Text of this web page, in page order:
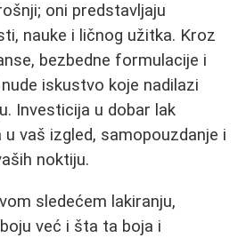
oni predstavljaju
nauke i ličnog užitka. Kroz
bezbedne formulacije i
iskustvo koje nadilazi
Investicija u dobar lak
vaš izgled, samopouzdanje i
noktiju.
sledećem lakiranju,
već i šta ta boja i